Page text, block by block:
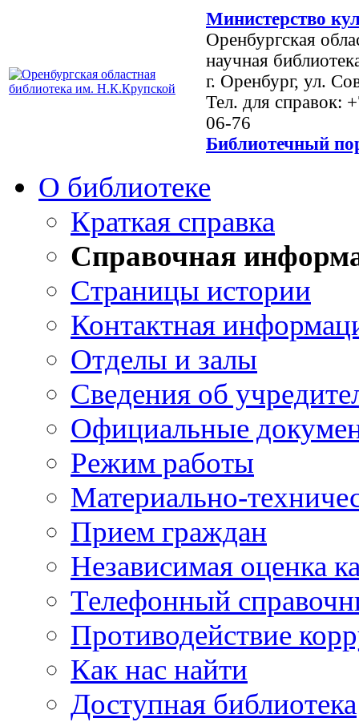
Министерство
Оренбургская
научная
г. Оренбург, ул.
Тел. для справок:
06-76
Библиотечный
О библиотеке
Краткая справка
Справочная
Страницы истории
Контактная
Отделы и залы
Сведения об
Официальные
Режим работы
Материально-
Прием граждан
Независимая оценка
Телефонный
Противодействие
Как нас найти
Доступная библиотека